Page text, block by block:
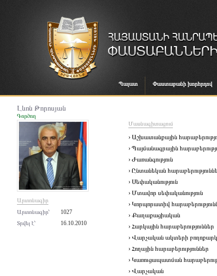
Պալատ Փաստաբանի խորհրդով
Լևոն Թորոսյան
Գործող
Արտոնագիր
Արտոնագիր՝
1027
Տրվել է՝
16.10.2010
Մասնագիտացում
› Աշխատանքային
› Պայմանագրային
› Ժառանգություն
› Ընտանեկան
› Սեփականություն
› Մտավոր սեփականություն
› Կորպորատիվ
› Քաղաքացիական
› Հարկային հարաբերություններ
› Վարչական ակտերի
› Հողային հարաբերություններ
› Կառուցապատման
› Վարչական